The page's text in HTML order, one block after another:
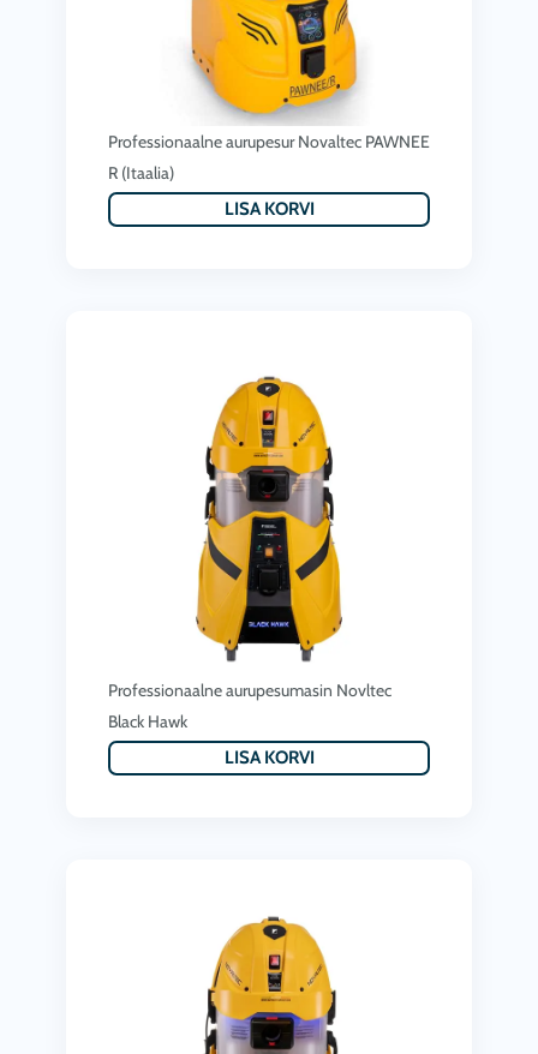
,
1
7
8
.
0
0
2
9
0
.
Professionaalne aurupesur Novaltec PAWNEE
R (Itaalia)
LISA KORVI
Professionaalne aurupesumasin Novltec
Black Hawk
LISA KORVI